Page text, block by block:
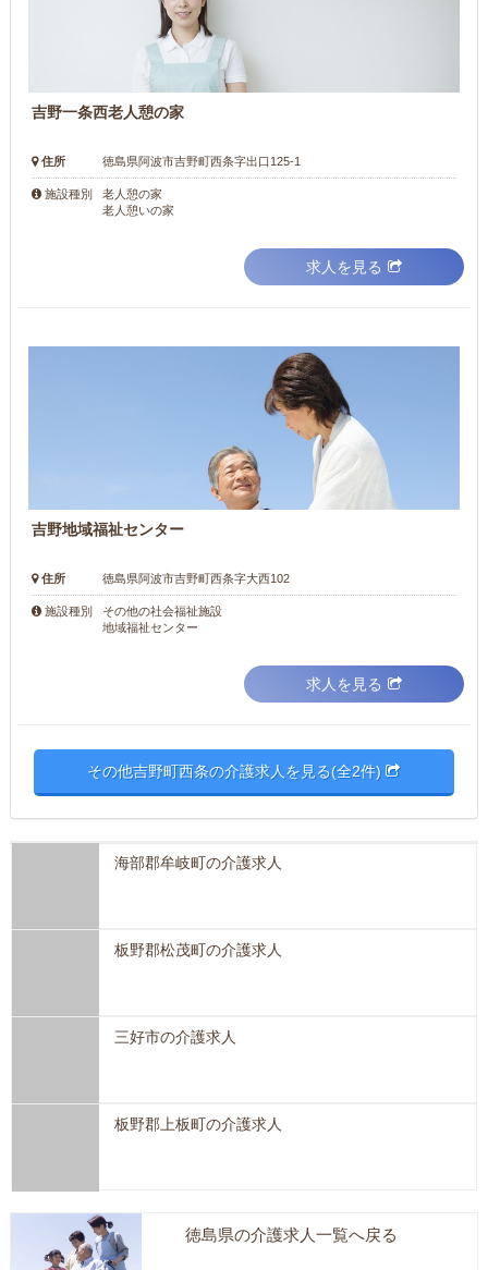
吉野一条西老人憩の家
住所 徳島県阿波市吉野町西条字出口125-1
施設種別
老人憩の家
老人憩いの家
求人を見る
吉野地域福祉センター
住所 徳島県阿波市吉野町西条字大西102
施設種別
その他の社会福祉施設
地域福祉センター
求人を見る
その他吉野町西条の介護求人を見る(全2件)
海部郡牟岐町の介護求人
板野郡松茂町の介護求人
三好市の介護求人
板野郡上板町の介護求人
徳島県の介護求人一覧へ戻る